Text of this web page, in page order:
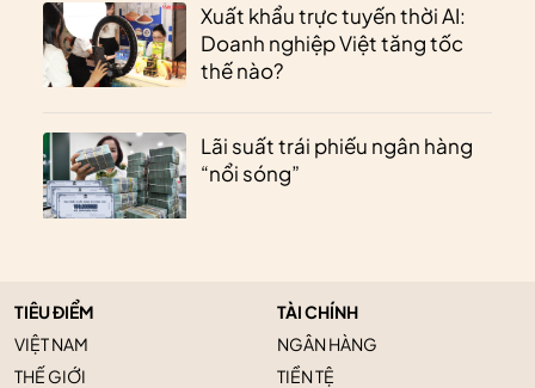
Xuất khẩu trực tuyến thời AI:
Doanh nghiệp Việt tăng tốc
thế nào?
Lãi suất trái phiếu ngân hàng
“nổi sóng”
TIÊU ĐIỂM
VIỆT NAM
THẾ GIỚI
TÀI CHÍNH
NGÂN HÀNG
TIỀN TỆ